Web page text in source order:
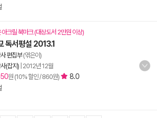
아크릴 북마크 (대상도서 2만원 이상)
독서평설 2013.1
편집부(엮은이)
(잡지) 2012년 12월
원 (10% 할인 / 860원)
8.0